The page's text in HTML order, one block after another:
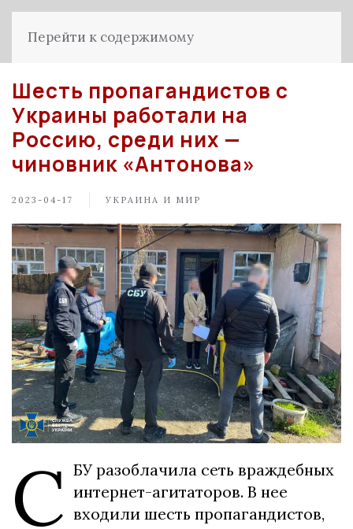
Перейти к содержимому
Шесть пропагандистов с
Украины работали на
Россию, среди них —
чиновник «Антонова»
2023-04-17 УКРАИНА И МИР
С БУ разоблачила сеть враждебных
интернет-агитаторов. В нее
входили шесть пропагандистов,